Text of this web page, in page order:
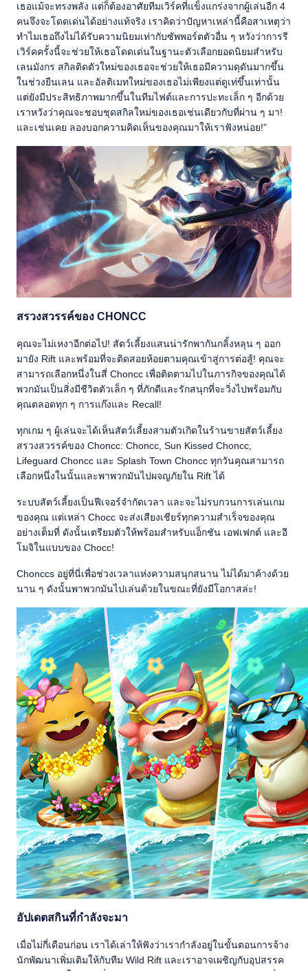
เธอแม้จะทรงพลัง แต่ก็ต้องอาศัยทีมเวิร์คที่แข็งแกร่งจากผู้เล่นอีก 4
คนจึงจะโดดเด่นได้อย่างแท้จริง เราคิดว่าปัญหาเหล่านี้คือสาเหตุว่า
ทำไมเธอถึงไม่ได้รับความนิยมเท่ากับซัพพอร์ตตัวอื่น ๆ หวังว่าการรี
เวิร์คครั้งนี้จะช่วยให้เธอโดดเด่นในฐานะตัวเลือกยอดนิยมสำหรับ
เลนมังกร สกิลติดตัวใหม่ของเธอจะช่วยให้เธอมีความดุดันมากขึ้น
ในช่วงยืนเลน และอัลติเมทใหม่ของเธอไม่เพียงแต่ดูเท่ขึ้นเท่านั้น
แต่ยังมีประสิทธิภาพมากขึ้นในทีมไฟต์และการปะทะเล็ก ๆ อีกด้วย
เราหวังว่าคุณจะชอบชุดสกิลใหม่ของเธอเช่นเดียวกับที่ผ่าน ๆ มา!
และเช่นเคย ลองบอกความคิดเห็นของคุณมาให้เราฟังหน่อย!”
สรวงสวรรค์ของ CHONCC
คุณจะไม่เหงาอีกต่อไป! สัตว์เลี้ยงแสนน่ารักพากันกลิ้งหลุน ๆ ออก
มายัง Rift และพร้อมที่จะติดสอยห้อยตามคุณเข้าสู่การต่อสู้! คุณจะ
สามารถเลือกหนึ่งในสี่ Choncc เพื่อติดตามไปในภารกิจของคุณได้
พวกมันเป็นสิ่งมีชีวิตตัวเล็ก ๆ ที่ภักดีและรักสนุกที่จะวิ่งไปพร้อมกับ
คุณตลอดทุก ๆ การแก๊งและ Recall!
ทุกเกม ๆ ผู้เล่นจะได้เห็นสัตว์เลี้ยงสามตัวเกิดในร้านขายสัตว์เลี้ยง
สรวงสวรรค์ของ Choncc: Choncc, Sun Kissed Choncc,
Lifeguard Choncc และ Splash Town Choncc ทุกวันคุณสามารถ
เลือกหนึ่งในนั้นและพาพวกมันไปผจญภัยใน Rift ได้
ระบบสัตว์เลี้ยงเป็นฟีเจอร์จำกัดเวลา และจะไม่รบกวนการเล่นเกม
ของคุณ แต่เหล่า Chocc จะส่งเสียงเชียร์ทุกความสำเร็จของคุณ
อย่างเต็มที่ ดังนั้นเตรียมตัวให้พร้อมสำหรับแอ็กชัน เอฟเฟกต์ และอี
โมจิในแบบของ Chocc!
Chonccs อยู่ที่นี่เพื่อช่วงเวลาแห่งความสนุกสนาน ไม่ได้มาค้างด้วย
นาน ๆ ดังนั้นพาพวกมันไปเล่นด้วยในขณะที่ยังมีโอกาสล่ะ!
อัปเดตสกินที่กำลังจะมา
เมื่อไม่กี่เดือนก่อน เราได้เล่าให้ฟังว่าเรากำลังอยู่ในขั้นตอนการจ้าง
นักพัฒนาเพิ่มเติมให้กับทีม Wild Rift และเราอาจเผชิญกับอุปสรรค